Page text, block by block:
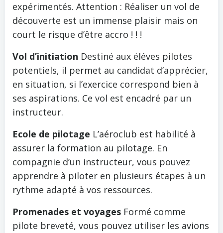
expérimentés. Attention : Réaliser un vol de
découverte est un immense plaisir mais on
court le risque d’être accro ! ! !
Vol d’initiation Destiné aux éléves pilotes
potentiels, il permet au candidat d’apprécier,
en situation, si l’exercice correspond bien à
ses aspirations. Ce vol est encadré par un
instructeur.
Ecole de pilotage L’aéroclub est habilité à
assurer la formation au pilotage. En
compagnie d’un instructeur, vous pouvez
apprendre à piloter en plusieurs étapes à un
rythme adapté à vos ressources.
Promenades et voyages Formé comme
pilote breveté, vous pouvez utiliser les avions